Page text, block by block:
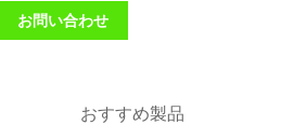
お問い合わせ
おすすめ製品